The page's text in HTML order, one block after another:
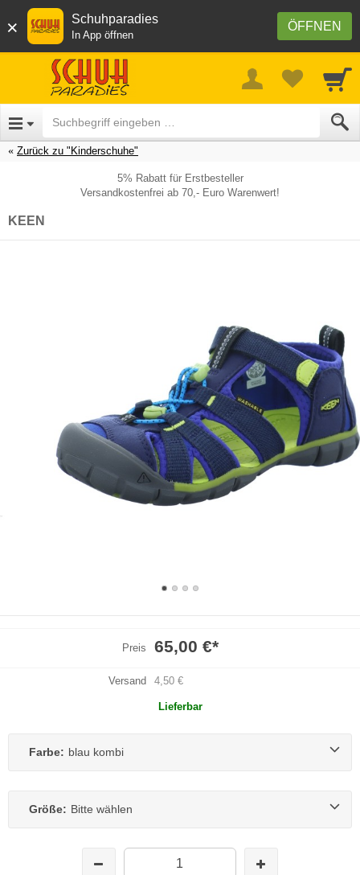
× ÖFFNEN
Schuhparadies
In App öffnen
Zurück zu "Kinderschuhe"
5% Rabatt für Erstbesteller
Versandkostenfrei ab 70,- Euro Warenwert!
KEEN
Preis 65,00 €*
Versand 4,50 €
Lieferbar
Farbe: blau kombi
Größe: Bitte wählen